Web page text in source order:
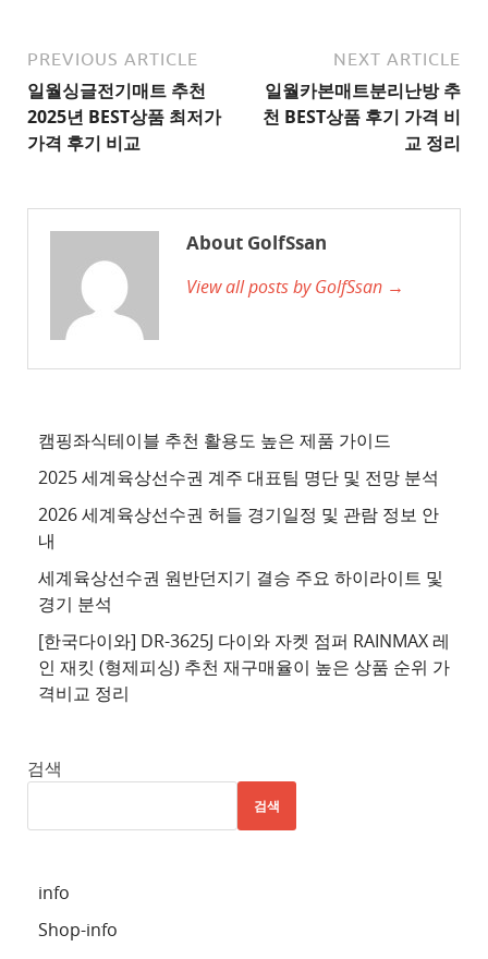
사
이
트
2
천
이
트
추
사
이
트
사
이
추
사
PREVIOUS ARTICLE
일월싱글전기매트 추천
2025년 BEST상품 최저가
가격 후기 비교
NEXT ARTICLE
일월카본매트분리난방 추
천 BEST상품 후기 가격 비
교 정리
About GolfSsan
View all posts by GolfSsan →
캠핑좌식테이블 추천 활용도 높은 제품 가이드
2025 세계육상선수권 계주 대표팀 명단 및 전망 분석
2026 세계육상선수권 허들 경기일정 및 관람 정보 안
내
세계육상선수권 원반던지기 결승 주요 하이라이트 및
경기 분석
[한국다이와] DR-3625J 다이와 자켓 점퍼 RAINMAX 레
인 재킷 (형제피싱) 추천 재구매율이 높은 상품 순위 가
격비교 정리
검색
검색
info
Shop-info